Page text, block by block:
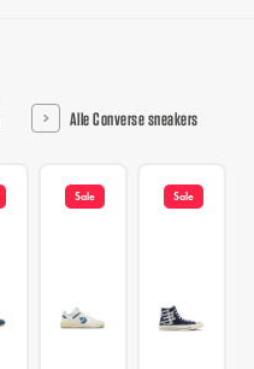
Alle Converse sneakers
Sale Sale